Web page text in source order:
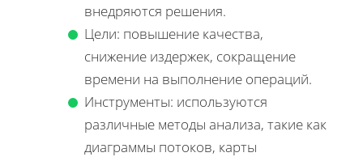
внедряются решения.
Цели: повышение качества,
снижение издержек, сокращение
времени на выполнение операций.
Инструменты: используются
различные методы анализа, такие как
диаграммы потоков, карты